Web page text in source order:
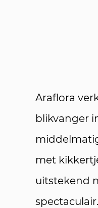
Araflora
blikvanger
met
uitstekend